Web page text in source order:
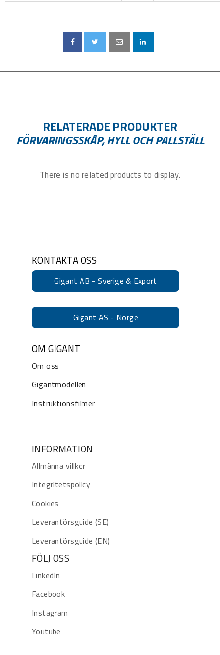
RELATERADE PRODUKTER
FÖRVARINGSSKÅP, HYLL OCH PALLSTÄLL
There is no related products to display.
KONTAKTA OSS
Gigant AB - Sverige & Export
Gigant AS - Norge
OM GIGANT
Om oss
Gigantmodellen
Instruktionsfilmer
INFORMATION
Allmänna villkor
Integritetspolicy
Cookies
Leverantörsguide (SE)
Leverantörsguide (EN)
FÖLJ OSS
LinkedIn
Facebook
Instagram
Youtube